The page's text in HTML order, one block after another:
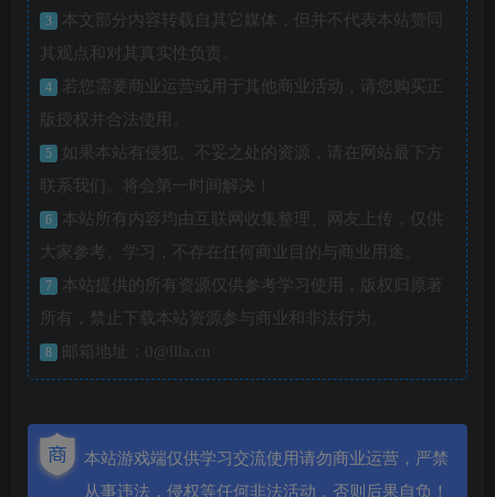
3
本文部分内容转载自其它媒体，但并不代表本站赞同
其观点和对其真实性负责。
4
若您需要商业运营或用于其他商业活动，请您购买正
版授权并合法使用。
5
如果本站有侵犯、不妥之处的资源，请在网站最下方
联系我们。将会第一时间解决！
6
本站所有内容均由互联网收集整理、网友上传，仅供
大家参考、学习，不存在任何商业目的与商业用途。
7
本站提供的所有资源仅供参考学习使用，版权归原著
所有，禁止下载本站资源参与商业和非法行为。
8 邮箱地址：0@llla.cn
本站游戏端仅供学习交流使用请勿商业运营，严禁
从事违法，侵权等任何非法活动，否则后果自负！